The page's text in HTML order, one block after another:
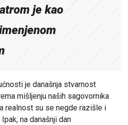
je kao
je današnja stvarnost
mišljenju naših sagovornika
realnost su se negde razišle i
na današnji dan